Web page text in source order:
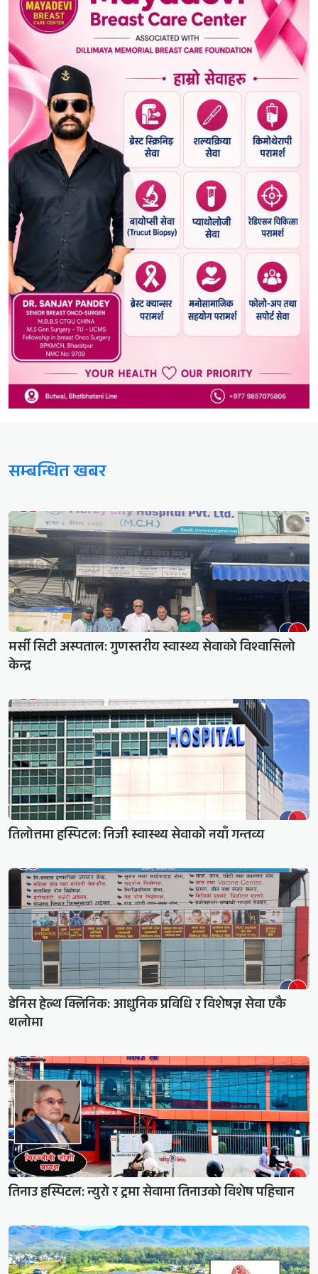
सम्बन्धित खबर
मर्सी सिटी अस्पताल: गुणस्तरीय स्वास्थ्य सेवाको विश्वासिलो
केन्द्र
तिलोत्तमा हस्पिटल: निजी स्वास्थ्य सेवाको नयाँ गन्तव्य
डेनिस हेल्थ क्लिनिक: आधुनिक प्रविधि र विशेषज्ञ सेवा एकै
थलोमा
तिनाउ हस्पिटल: न्युरो र ट्रमा सेवामा तिनाउको विशेष पहिचान